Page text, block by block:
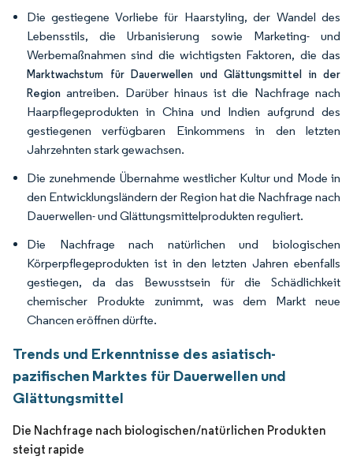
Die gestiegene Vorliebe für Haarstyling, der Wandel des
Lebensstils, die Urbanisierung sowie Marketing- und
Werbemaßnahmen sind die wichtigsten Faktoren, die das
Marktwachstum für Dauerwellen und Glättungsmittel in der
Region antreiben. Darüber hinaus ist die Nachfrage nach
Haarpflegeprodukten in China und Indien aufgrund des
gestiegenen verfügbaren Einkommens in den letzten
Jahrzehnten stark gewachsen.
Die zunehmende Übernahme westlicher Kultur und Mode in
den Entwicklungsländern der Region hat die Nachfrage nach
Dauerwellen- und Glättungsmittelprodukten reguliert.
Die Nachfrage nach natürlichen und biologischen
Körperpflegeprodukten ist in den letzten Jahren ebenfalls
gestiegen, da das Bewusstsein für die Schädlichkeit
chemischer Produkte zunimmt, was dem Markt neue
Chancen eröffnen dürfte.
Trends und Erkenntnisse des asiatisch-
pazifischen Marktes für Dauerwellen und
Glättungsmittel
Die Nachfrage nach biologischen/natürlichen Produkten
steigt rapide